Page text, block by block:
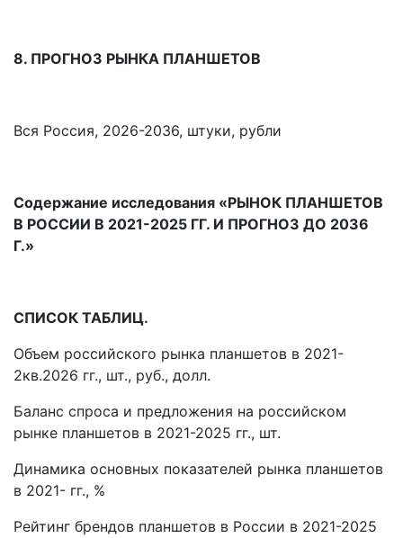
8. ПРОГНОЗ РЫНКА ПЛАНШЕТОВ
Вся Россия, 2026-2036, штуки, рубли
Содержание исследования «РЫНОК ПЛАНШЕТОВ
В РОССИИ В 2021-2025 ГГ. И ПРОГНОЗ ДО 2036
Г.»
СПИСОК ТАБЛИЦ.
Объем российского рынка планшетов в 2021-
2кв.2026 гг., шт., руб., долл.
Баланс спроса и предложения на российском
рынке планшетов в 2021-2025 гг., шт.
Динамика основных показателей рынка планшетов
в 2021- гг., %
Рейтинг брендов планшетов в России в 2021-2025